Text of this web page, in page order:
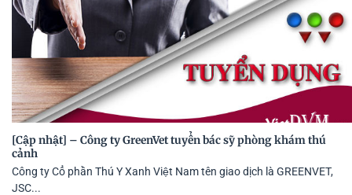
[Cập nhật] – Công ty GreenVet tuyển bác sỹ phòng khám thú
cảnh
Công ty Cổ phần Thú Y Xanh Việt Nam tên giao dịch là GREENVET,
JSC...